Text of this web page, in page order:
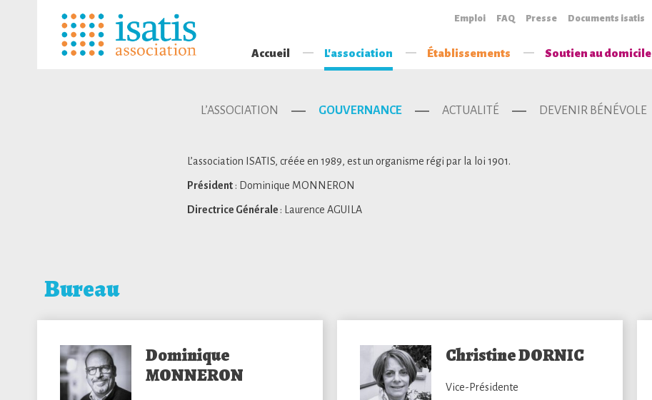
Emploi FAQ Presse Documents isatis
Accueil L'association Établissements Soutien au domicile
L’ASSOCIATION GOUVERNANCE ACTUALITÉ DEVENIR BÉNÉVOLE
L’association ISATIS, créée en 1989, est un organisme régi par la loi 1901.
Président : Dominique MONNERON
Directrice Générale : Laurence AGUILA
Bureau
Dominique
MONNERON
Christine DORNIC
Vice-Présidente